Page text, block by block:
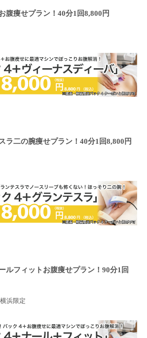
腹痩せプラン！40分1回8,800円
ラ二の腕痩せプラン！40分1回8,800円
ルフィットお腹痩せプラン！90分1回
浜限定